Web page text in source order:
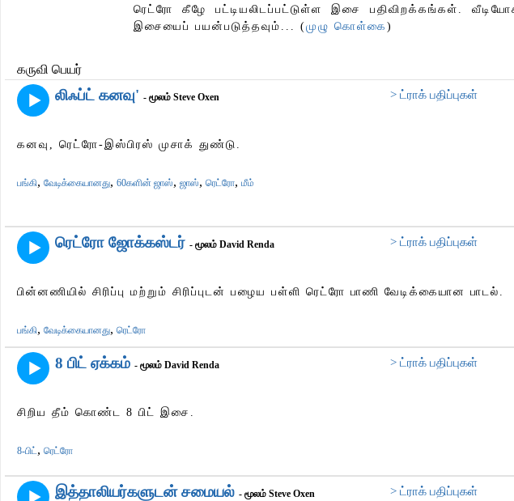
ரெட்ரோ கீழே பட்டியலிடப்பட்டுள்ள இசை பதிவிறக்கங்கள்.
இசையைப் பயன்படுத்தவும்... (முழு கொள்கை)
கருவி பெயர்
லிஃப்ட் கனவு' - மூலம் Steve Oxen > ட்ராக் பதிப்புகள்
கனவு, ரெட்ரோ-இஸ்பிரஸ் முசாக் துண்டு.
பங்கி, வேடிக்கையானது, 60களின் ஜாஸ், ஜாஸ், ரெட்ரோ, மீம்
ரெட்ரோ ஜோக்கஸ்டர் - மூலம் David Renda > ட்ராக் பதிப்புகள்
பின்னணியில் சிரிப்பு மற்றும் சிரிப்புடன் பழைய பள்ளி ரெட்ரோ பாணி வேடிக்கையான பாடல்.
பங்கி, வேடிக்கையானது, ரெட்ரோ
8 பிட் ஏக்கம் - மூலம் David Renda > ட்ராக் பதிப்புகள்
சிறிய தீம் கொண்ட 8 பிட் இசை.
8-பிட், ரெட்ரோ
இத்தாலியர்களுடன் சமையல் - மூலம் Steve Oxen > ட்ராக் பதிப்புகள்